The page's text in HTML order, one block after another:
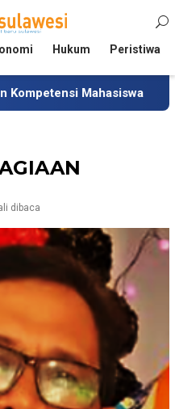
Hukum Peristiwa
Tim
dibaca